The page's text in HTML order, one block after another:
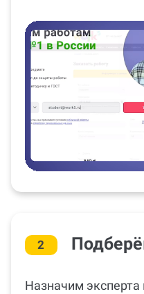
2
Назначим